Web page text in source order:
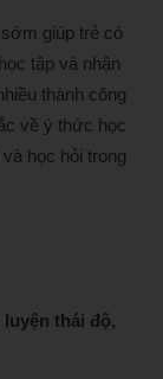
giúp trẻ có
tập và nhận
thành công
về ý thức học
học hỏi trong
thái độ,